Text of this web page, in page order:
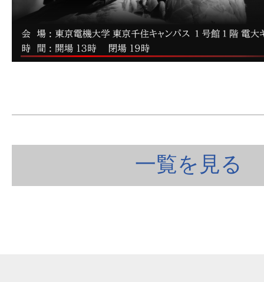
一覧を見る